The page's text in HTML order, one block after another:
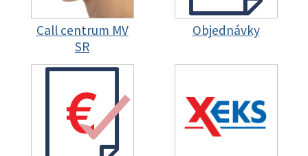
Call centrum MV
SR
Objednávky